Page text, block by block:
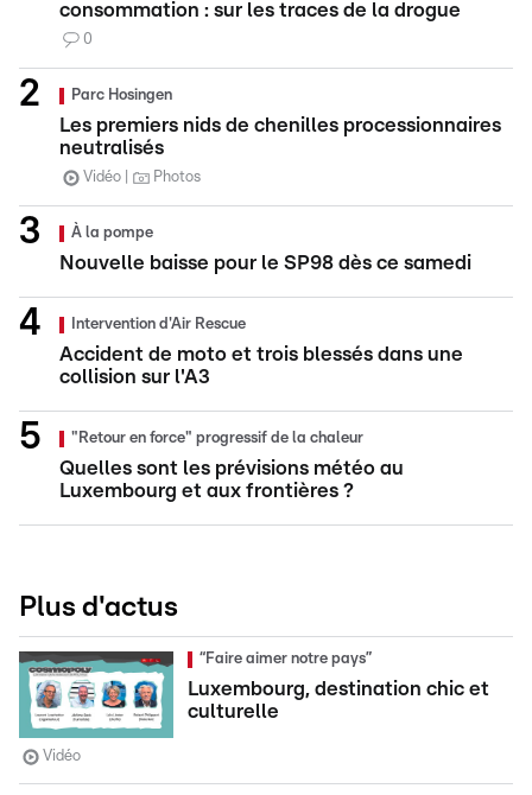
consommation : sur les traces de la drogue
0
Parc Hosingen
Les premiers nids de chenilles processionnaires
neutralisés
Vidéo Photos
À la pompe
Nouvelle baisse pour le SP98 dès ce samedi
Intervention d'Air Rescue
Accident de moto et trois blessés dans une
collision sur l'A3
"Retour en force" progressif de la chaleur
Quelles sont les prévisions météo au
Luxembourg et aux frontières ?
Plus d'actus
“Faire aimer notre pays”
Luxembourg, destination chic et
culturelle
Vidéo